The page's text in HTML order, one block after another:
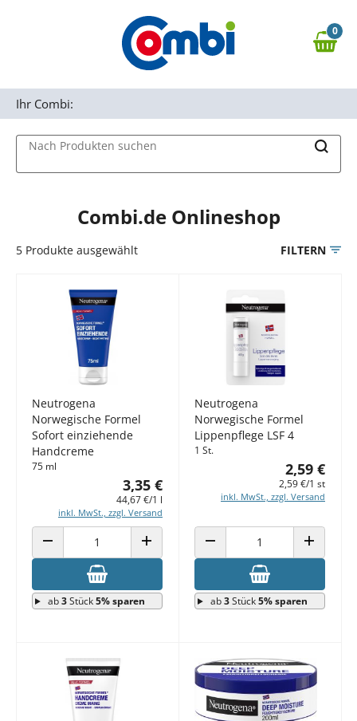
Zur Navigation springen
0,00 €
0
Nach Produkten suchen
Ihr Combi:
Combi.de Onlineshop
5 Produkte ausgewählt FILTERN
Neutrogena
Norwegische Formel
Sofort einziehende
Handcreme
75 ml
3,35 €
44,67 €/1 l
inkl. MwSt., zzgl. Versand
ANZAHL VERRINGERN ANZAHL ERHÖHEN
ab3Stück5% sparen
Neutrogena
Norwegische Formel
Lippenpflege LSF 4
1 St.
2,59 €
2,59 €/1 st
inkl. MwSt., zzgl. Versand
ANZAHL VERRINGERN ANZAHL
ab3Stück5% sparen